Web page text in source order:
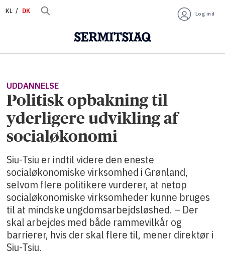
KL DK Log ind
UDDANNELSE
Politisk opbakning til
yderligere udvikling af
socialøkonomi
Siu-Tsiu er indtil videre den eneste
socialøkonomiske virksomhed i Grønland,
selvom flere politikere vurderer, at netop
socialøkonomiske virksomheder kunne bruges
til at mindske ungdomsarbejdsløshed. – Der
skal arbejdes med både rammevilkår og
barrierer, hvis der skal flere til, mener direktør i
Siu-Tsiu.